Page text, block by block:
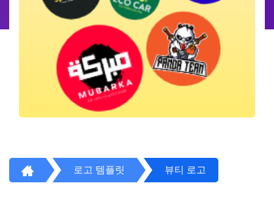
로고 템플릿 뷰티 로고